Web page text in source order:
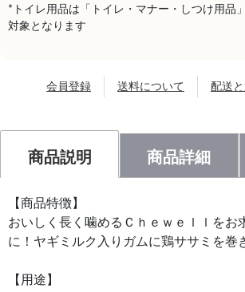
*トイレ用品は「トイレ・マナー・しつけ用品
対象となります
会員登録 送料について 配送
商品説明 商品詳細
【商品特徴】
おいしく長く噛めるＣｈｅｗｅｌｌをお
に！ヤギミルク入りガムに鶏ササミを巻
【用途】